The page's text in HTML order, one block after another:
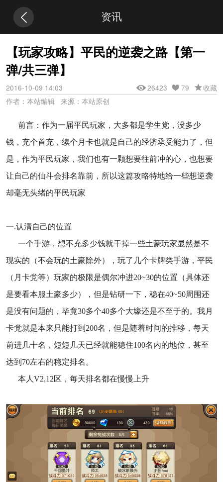
资讯
【玩家攻略】平民的逆袭之路【第一
弹/共三弹】
2016-10-09 14:03 收藏
79
26423
作者：本站编辑 来源：本站原创
前言：作为一届平民玩家，大多都是学生党，没多少
钱，充个首充，续个月卡也就是自己的经济承受能力了，但
是，作为平民玩家，我们也有一颗想要往前冲的心，也想要
让自己的仙斗会排名靠前，所以这篇攻略特地给一些想逆袭
却毫无头绪的平民玩家
一.认清自己的位置
一个手游，想不充多少钱就干掉一些土豪玩家显然是不
现实的（不会玩的土豪除外），玩了几个卡牌类手游，平民
（月卡党等）玩家的极限是偶尔冲进20~30的位置（具体还
是要看本服土豪多少），但是钻研一下，稳在40~50周围还
是没有问题的，毕竟30多个40多个大壕还是不至于的。我月
卡党就是本来只能打到200名，但是随着时间的推移，每天
前进几十名，短短几天已经就能稳住100名内的地位，甚至
达到70左右的稳定排名。
本人V2,12区，每天排名都在慢慢上升